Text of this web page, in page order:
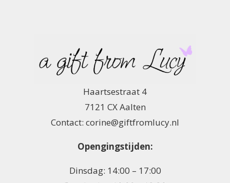
Haartsestraat 4
7121 CX Aalten
Contact: corine@giftfromlucy.nl
Opengingstijden:
Dinsdag: 14:00 – 17:00